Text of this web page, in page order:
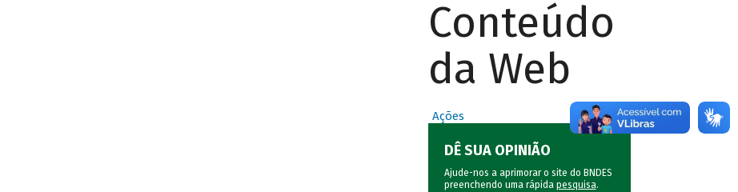
Conteúdo
da Web
Ações
DÊ SUA OPINIÃO
Ajude-nos a aprimorar o site do BNDES
preenchendo uma rápida pesquisa.